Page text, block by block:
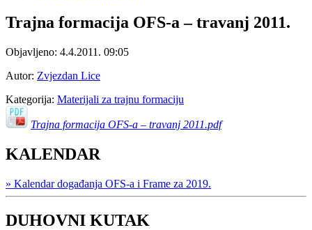
Trajna formacija OFS-a – travanj 2011.
Objavljeno: 4.4.2011. 09:05
Autor: Zvjezdan Lice
Kategorija: Materijali za trajnu formaciju
Trajna formacija OFS-a – travanj 2011.pdf
KALENDAR
» Kalendar događanja OFS-a i Frame za 2019.
DUHOVNI KUTAK